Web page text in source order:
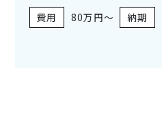
80万円～